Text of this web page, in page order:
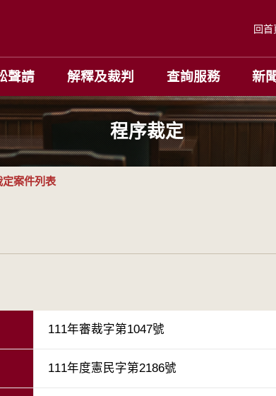
回首
聲請 解釋及裁判 查詢服務 新
程序裁定
定案件列表
111年審裁字第1047號
111年度憲民字第2186號